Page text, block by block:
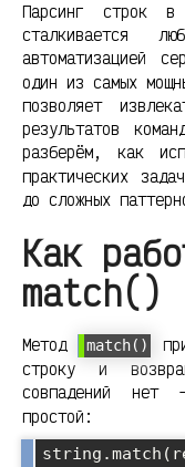
Парсинг
сталкивается
автоматизацией
один из самых
позволяет
результатов
разберём, как
практических
до сложных
Как
match()
Метод match()
строку и
совпадений нет
простой: